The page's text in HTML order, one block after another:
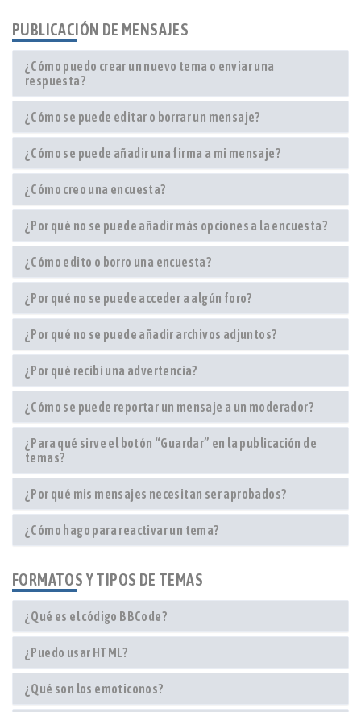
PUBLICACIÓN DE MENSAJES
¿Cómo puedo crear un nuevo tema o enviar una
respuesta?
¿Cómo se puede editar o borrar un mensaje?
¿Cómo se puede añadir una firma a mi mensaje?
¿Cómo creo una encuesta?
¿Por qué no se puede añadir más opciones a la encuesta?
¿Cómo edito o borro una encuesta?
¿Por qué no se puede acceder a algún foro?
¿Por qué no se puede añadir archivos adjuntos?
¿Por qué recibí una advertencia?
¿Cómo se puede reportar un mensaje a un moderador?
¿Para qué sirve el botón “Guardar” en la publicación de
temas?
¿Por qué mis mensajes necesitan ser aprobados?
¿Cómo hago para reactivar un tema?
FORMATOS Y TIPOS DE TEMAS
¿Qué es el código BBCode?
¿Puedo usar HTML?
¿Qué son los emoticonos?